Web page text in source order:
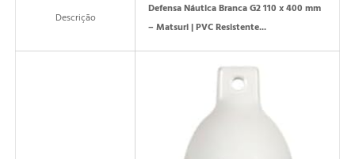
Descrição
Defensa Náutica Branca G2 110 x 400 mm
– Matsuri | PVC Resistente...